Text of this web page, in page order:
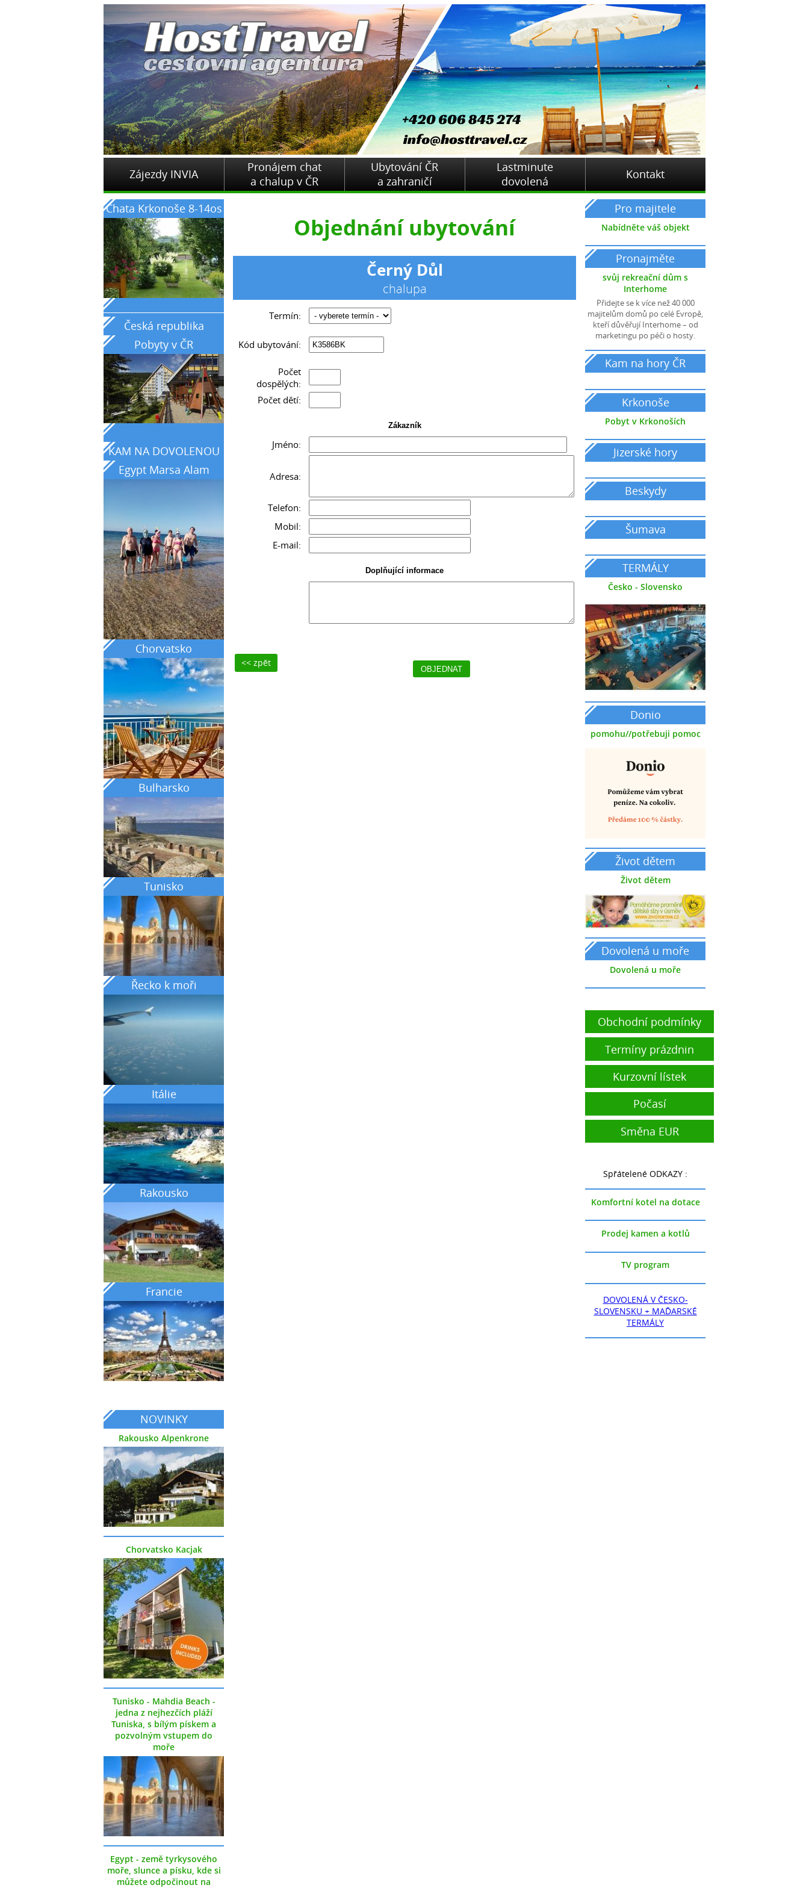
Zájezdy INVIA
Pronájem chat
a chalup v ČR
Ubytování ČR
a zahraničí
Lastminute
dovolená
Kontakt
Chata Krkonoše 8-14os
_____________________________________________
Česká republika
Pobyty v ČR
KAM NA DOVOLENOU
Egypt Marsa Alam
Chorvatsko
Bulharsko
Tunisko
Řecko k moři
Itálie
Rakousko
Francie
NOVINKY
Rakousko Alpenkrone
Chorvatsko Kacjak
Tunisko - Mahdia Beach -
jedna z nejhezčích pláží
Tuniska, s bílým pískem a
pozvolným vstupem do
moře
Egypt - země tyrkysového
moře, slunce a písku, kde si
můžete odpočinout na
Objednání ubytování
Černý Důl
chalupa
Termín:
Kód ubytování:
Počet
dospělých:
Počet dětí:
Zákazník
Jméno:
Adresa:
Telefon:
Mobil:
E-mail:
Doplňující informace
<< zpět
Pro majitele
Nabídněte váš objekt
Pronajměte
svůj rekreační dům s
Interhome
Přidejte se k více než 40 000
majitelům domů po celé Evropě,
kteří důvěřují Interhome – od
marketingu po péči o hosty.
Kam na hory ČR
Krkonoše
Pobyt v Krkonoších
Jizerské hory
Beskydy
Šumava
TERMÁLY
Česko - Slovensko
Donio
pomohu//potřebuji pomoc
Život dětem
Život dětem
Dovolená u moře
Dovolená u moře
Obchodní podmínky
Termíny prázdnin
Kurzovní lístek
Počasí
Směna EUR
Spřátelené ODKAZY :
Komfortní kotel na dotace
Prodej kamen a kotlů
TV program
DOVOLENÁ V ČESKO-
SLOVENSKU + MAĎARSKÉ
TERMÁLY